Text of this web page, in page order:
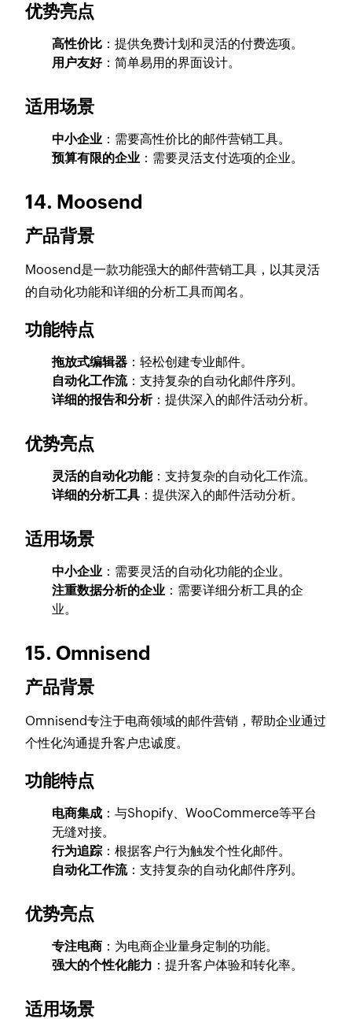
优势亮点
高性价比 ：提供免费计划和灵活的付费选项。
用户友好：简单易用的界面设计。
适用场景
中小企业 ：需要高性价比的邮件营销工具。
预算有限的企业 ：需要灵活支付选项的企业。
14. Moosend
产品背景
Moosend是一款功能强大的邮件营销工具，以其灵活
的自动化功能和详细的分析工具而闻名。
功能特点
拖放式编辑器 ：轻松创建专业邮件。
自动化工作流：支持复杂的自动化邮件序列。
详细的报告和分析：提供深入的邮件活动分析。
优势亮点
灵活的自动化功能：支持复杂的自动化工作流。
详细的分析工具 ：提供深入的邮件活动分析。
适用场景
中小企业 ：需要灵活的自动化功能的企业。
注重数据分析的企业 ：需要详细分析工具的企
业。
15. Omnisend
产品背景
Omnisend专注于电商领域的邮件营销，帮助企业通过
个性化沟通提升客户忠诚度。
功能特点
电商集成 ：与Shopify、WooCommerce等平台
无缝对接。
行为追踪 ：根据客户行为触发个性化邮件。
自动化工作流：支持复杂的自动化邮件序列。
优势亮点
专注电商 ：为电商企业量身定制的功能。
强大的个性化能力 ：提升客户体验和转化率。
适用场景